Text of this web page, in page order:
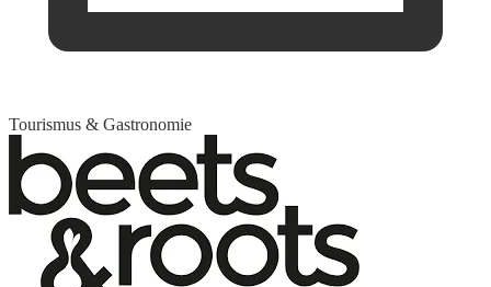
Tourismus & Gastronomie